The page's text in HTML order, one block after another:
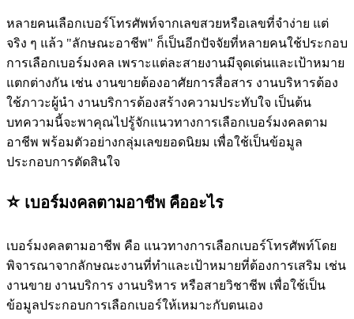
หลายคนเลือกเบอร์โทรศัพท์จากเลขสวยหรือเลขที่จำง่าย แต่
จริง ๆ แล้ว "ลักษณะอาชีพ" ก็เป็นอีกปัจจัยที่หลายคนใช้ประกอบ
การเลือกเบอร์มงคล เพราะแต่ละสายงานมีจุดเด่นและเป้าหมาย
แตกต่างกัน เช่น งานขายต้องอาศัยการสื่อสาร งานบริหารต้อง
ใช้ภาวะผู้นำ งานบริการต้องสร้างความประทับใจ เป็นต้น
บทความนี้จะพาคุณไปรู้จักแนวทางการเลือกเบอร์มงคลตาม
อาชีพ พร้อมตัวอย่างกลุ่มเลขยอดนิยม เพื่อใช้เป็นข้อมูล
ประกอบการตัดสินใจ
⭐️ เบอร์มงคลตามอาชีพ คืออะไร
เบอร์มงคลตามอาชีพ คือ แนวทางการเลือกเบอร์โทรศัพท์โดย
พิจารณาจากลักษณะงานที่ทำและเป้าหมายที่ต้องการเสริม เช่น
งานขาย งานบริการ งานบริหาร หรือสายวิชาชีพ เพื่อใช้เป็น
ข้อมูลประกอบการเลือกเบอร์ให้เหมาะกับตนเอง